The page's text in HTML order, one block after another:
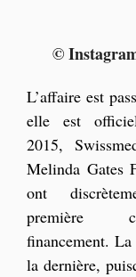
©
L’affaire est
elle est
2015,
Melinda Gates
ont
première
financement.
la dernière,